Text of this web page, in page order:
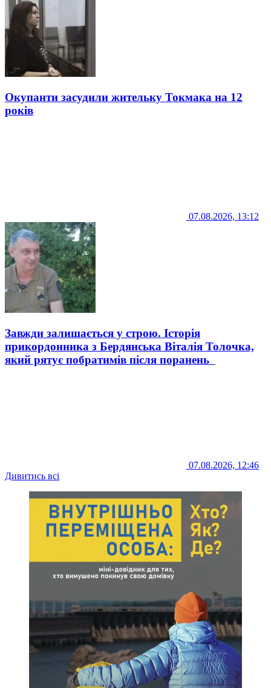
Окупанти засудили жительку Токмака на 12
років
07.08.2026, 13:12
Завжди залишається у строю. Історія
прикордонника з Бердянська Віталія Толочка,
який рятує побратимів після поранень
07.08.2026, 12:46
Дивитись всі